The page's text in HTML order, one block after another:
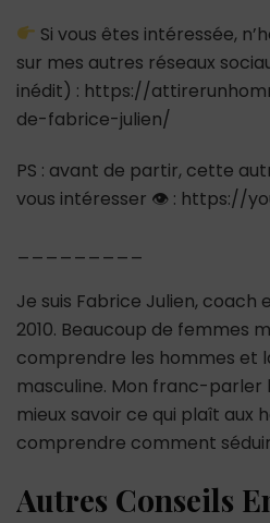
Si vous êtes intéressée,
sur mes autres réseaux
inédit) : https://
de-fabrice-julien/
PS : avant de partir, cette
vous intéresser 👁 : https://
Je suis Fabrice Julien, coach
2010. Beaucoup de femmes
comprendre les hommes et
masculine. Mon franc-parler
mieux savoir ce qui plaît aux
comprendre comment
Autres Conseils